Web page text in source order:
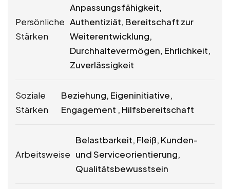
Persönliche
Stärken
Anpassungsfähigkeit,
Authentiziät, Bereitschaft zur
Weiterentwicklung,
Durchhaltevermögen, Ehrlichkeit,
Zuverlässigkeit
Soziale
Stärken
Beziehung, Eigeninitiative,
Engagement , Hilfsbereitschaft
Arbeitsweise
Belastbarkeit, Fleiß, Kunden-
und Serviceorientierung,
Qualitätsbewusstsein